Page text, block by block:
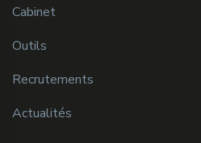
Cabinet
Outils
Recrutements
Actualités